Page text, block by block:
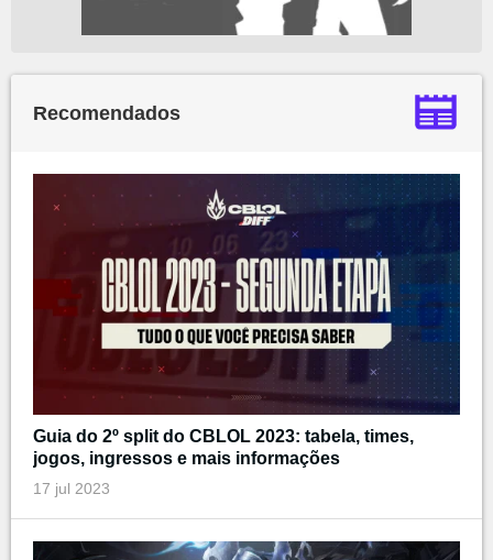
Recomendados
Guia do 2º split do CBLOL 2023: tabela, times,
jogos, ingressos e mais informações
17 jul 2023